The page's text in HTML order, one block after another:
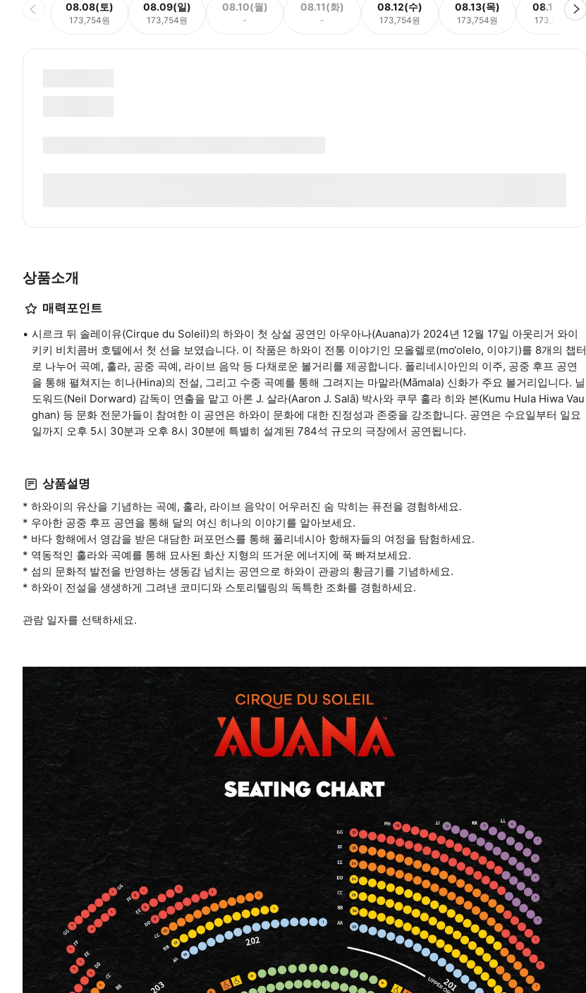
08.08(토)
173,754원
08.09(일)
173,754원
08.10(월)
-
08.11(화)
-
08.12(수)
173,754원
08.13(목)
173,754원
08.14(금)
173,754원
상품소개
매력포인트
시르크 뒤 솔레이유(Cirque du Soleil)의 하와이 첫 상설 공연인 아우아나(Auana)가 2024년 12월 17일 아웃리거 와이
키키 비치콤버 호텔에서 첫 선을 보였습니다. 이 작품은 하와이 전통 이야기인 모올렐로(mo‘olelo, 이야기)를 8개의 챕터
로 나누어 곡예, 훌라, 공중 곡예, 라이브 음악 등 다채로운 볼거리를 제공합니다. 폴리네시아인의 이주, 공중 후프 공연
을 통해 펼쳐지는 히나(Hina)의 전설, 그리고 수중 곡예를 통해 그려지는 마말라(Māmala) 신화가 주요 볼거리입니다. 닐
도워드(Neil Dorward) 감독이 연출을 맡고 아론 J. 살라(Aaron J. Salā) 박사와 쿠무 훌라 히와 본(Kumu Hula Hiwa Vau
ghan) 등 문화 전문가들이 참여한 이 공연은 하와이 문화에 대한 진정성과 존중을 강조합니다. 공연은 수요일부터 일요
일까지 오후 5시 30분과 오후 8시 30분에 특별히 설계된 784석 규모의 극장에서 공연됩니다.
상품설명
* 하와이의 유산을 기념하는 곡예, 훌라, 라이브 음악이 어우러진 숨 막히는 퓨전을 경험하세요.
* 우아한 공중 후프 공연을 통해 달의 여신 히나의 이야기를 알아보세요.
* 바다 항해에서 영감을 받은 대담한 퍼포먼스를 통해 폴리네시아 항해자들의 여정을 탐험하세요.
* 역동적인 훌라와 곡예를 통해 묘사된 화산 지형의 뜨거운 에너지에 푹 빠져보세요.
* 섬의 문화적 발전을 반영하는 생동감 넘치는 공연으로 하와이 관광의 황금기를 기념하세요.
* 하와이 전설을 생생하게 그려낸 코미디와 스토리텔링의 독특한 조화를 경험하세요.
관람 일자를 선택하세요.